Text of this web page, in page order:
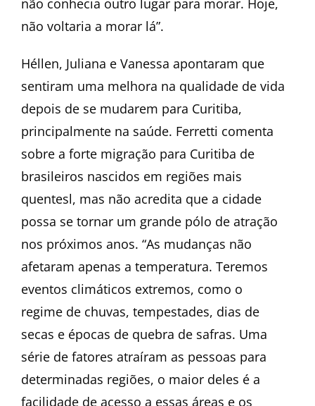
não voltaria a morar lá”.
Héllen, Juliana e Vanessa apontaram que
sentiram uma melhora na qualidade de vida
depois de se mudarem para Curitiba,
principalmente na saúde. Ferretti comenta
sobre a forte migração para Curitiba de
brasileiros nascidos em regiões mais
quentesl, mas não acredita que a cidade
possa se tornar um grande pólo de atração
nos próximos anos. “As mudanças não
afetaram apenas a temperatura. Teremos
eventos climáticos extremos, como o
regime de chuvas, tempestades, dias de
secas e épocas de quebra de safras. Uma
série de fatores atraíram as pessoas para
determinadas regiões, o maior deles é a
facilidade de acesso a essas áreas e os